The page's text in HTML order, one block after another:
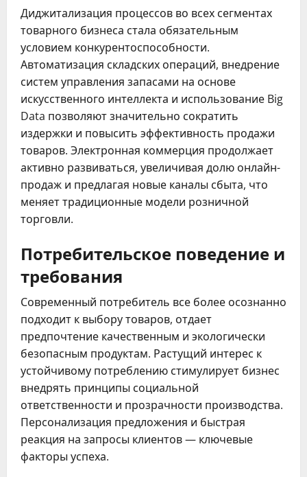
Диджитализация процессов во всех сегментах
товарного бизнеса стала обязательным
условием конкурентоспособности.
Автоматизация складских операций, внедрение
систем управления запасами на основе
искусственного интеллекта и использование Big
Data позволяют значительно сократить
издержки и повысить эффективность продажи
товаров. Электронная коммерция продолжает
активно развиваться, увеличивая долю онлайн-
продаж и предлагая новые каналы сбыта, что
меняет традиционные модели розничной
торговли.
Потребительское поведение и
требования
Современный потребитель все более осознанно
подходит к выбору товаров, отдает
предпочтение качественным и экологически
безопасным продуктам. Растущий интерес к
устойчивому потреблению стимулирует бизнес
внедрять принципы социальной
ответственности и прозрачности производства.
Персонализация предложения и быстрая
реакция на запросы клиентов — ключевые
факторы успеха.